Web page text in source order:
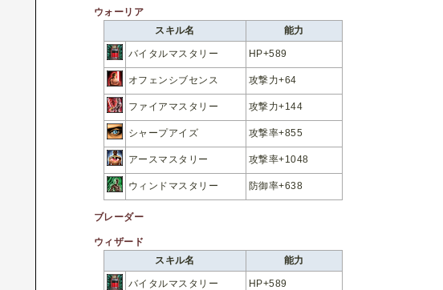
ウォーリア
スキル名
能力
バイタルマスタリー HP+589
オフェンシブセンス 攻撃力+64
ファイアマスタリー 攻撃力+144
シャープアイズ 攻撃率+855
アースマスタリー 攻撃率+1048
ウィンドマスタリー 防御率+638
ブレーダー
ウィザード
スキル名
能力
バイタルマスタリー HP+589